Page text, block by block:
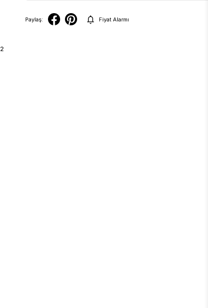
Paylaş: Fiyat Alarmı